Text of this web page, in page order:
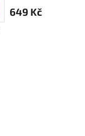
649 Kč